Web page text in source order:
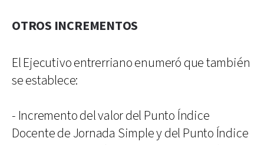
OTROS INCREMENTOS
El Ejecutivo entrerriano enumeró que también
se establece:
- Incremento del valor del Punto Índice
Docente de Jornada Simple y del Punto Índice